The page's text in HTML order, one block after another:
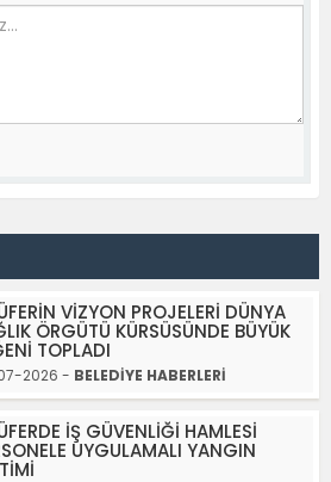
VİZYON PROJELERİ DÜNYA
ÖRGÜTÜ KÜRSÜSÜNDE BÜYÜK
TOPLADI
2026 - BELEDİYE HABERLERİ
İŞ GÜVENLİĞİ HAMLESİ
UYGULAMALI YANGIN